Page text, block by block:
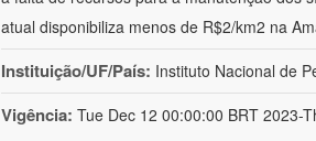
atual disponibiliza menos de R$2/km2 na
Instituição/UF/País: Instituto Nacional de
Vigência: Tue Dec 12 00:00:00 BRT 2023-